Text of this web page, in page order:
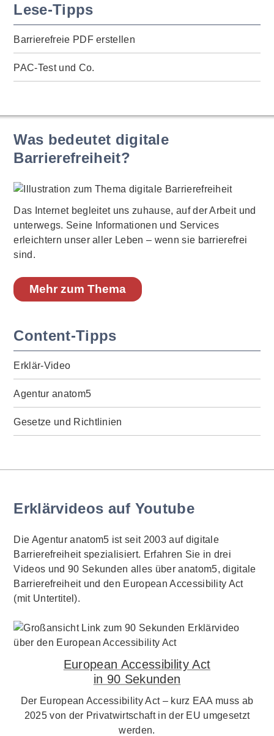
Lese-Tipps
Barrierefreie PDF erstellen
PAC-Test und Co.
Was bedeutet digitale
Barrierefreiheit?
Das Internet begleitet uns zuhause, auf der Arbeit und
unterwegs. Seine Informationen und Services
erleichtern unser aller Leben – wenn sie barrierefrei
sind.
Mehr zum Thema
Content-Tipps
Erklär-Video
Agentur anatom5
Gesetze und Richtlinien
Erklärvideos auf Youtube
Die Agentur anatom5 ist seit 2003 auf digitale
Barrierefreiheit spezialisiert. Erfahren Sie in drei
Videos und 90 Sekunden alles über anatom5, digitale
Barrierefreiheit und den European Accessibility Act
(mit Untertitel).
European Accessibility Act
in 90 Sekunden
Der European Accessibility Act – kurz EAA muss ab
2025 von der Privatwirtschaft in der EU umgesetzt
werden.